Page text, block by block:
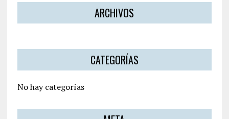
ARCHIVOS
CATEGORÍAS
No hay categorías